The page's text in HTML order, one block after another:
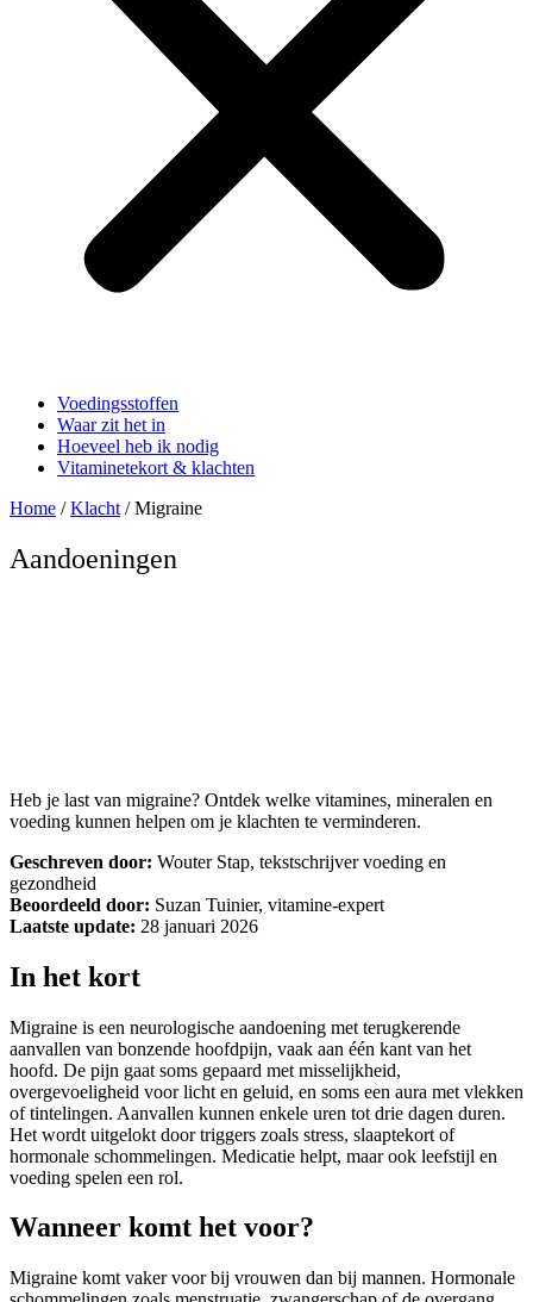
Voedingsstoffen
Waar zit het in
Hoeveel heb ik nodig
Vitaminetekort & klachten
Home /Klacht / Migraine
Aandoeningen
Heb je last van migraine? Ontdek welke vitamines, mineralen en
voeding kunnen helpen om je klachten te verminderen.
Geschreven door: Wouter Stap, tekstschrijver voeding en
gezondheid
Beoordeeld door: Suzan Tuinier, vitamine-expert
Laatste update: 28 januari 2026
In het kort
Migraine is een neurologische aandoening met terugkerende
aanvallen van bonzende hoofdpijn, vaak aan één kant van het
hoofd. De pijn gaat soms gepaard met misselijkheid,
overgevoeligheid voor licht en geluid, en soms een aura met vlekken
of tintelingen. Aanvallen kunnen enkele uren tot drie dagen duren.
Het wordt uitgelokt door triggers zoals stress, slaaptekort of
hormonale schommelingen. Medicatie helpt, maar ook leefstijl en
voeding spelen een rol.
Wanneer komt het voor?
Migraine komt vaker voor bij vrouwen dan bij mannen. Hormonale